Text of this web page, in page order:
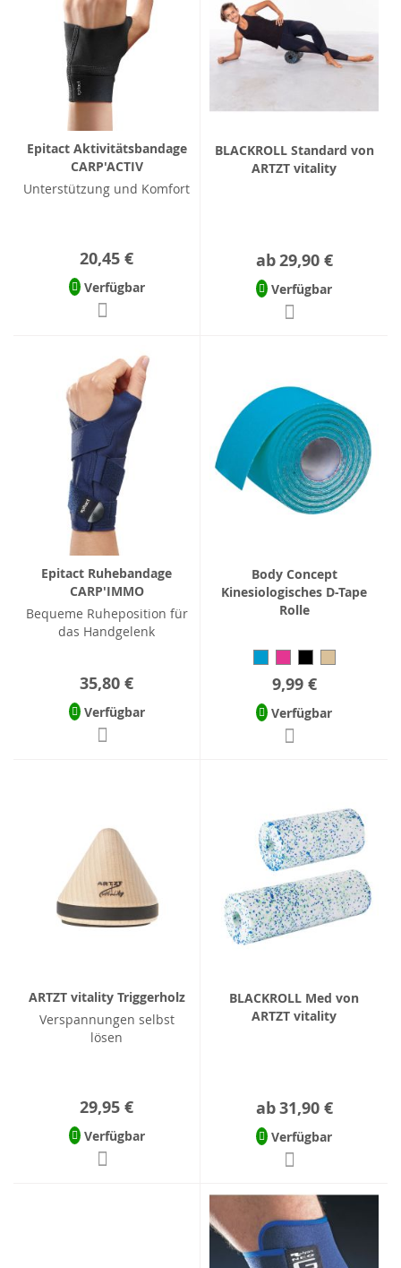
Epitact Aktivitätsbandage
CARP'ACTIV
Unterstützung und Komfort
20,45 €
Verfügbar
BLACKROLL Standard von
ARTZT vitality
ab29,90 €
Verfügbar
Epitact Ruhebandage
CARP'IMMO
Bequeme Ruheposition für
das Handgelenk
35,80 €
Verfügbar
Body Concept
Kinesiologisches D-Tape
Rolle
9,99 €
Verfügbar
ARTZT vitality Triggerholz
Verspannungen selbst
lösen
29,95 €
Verfügbar
BLACKROLL Med von
ARTZT vitality
ab31,90 €
Verfügbar